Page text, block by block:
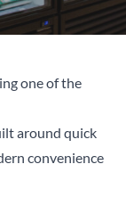
one of the
around quick
convenience